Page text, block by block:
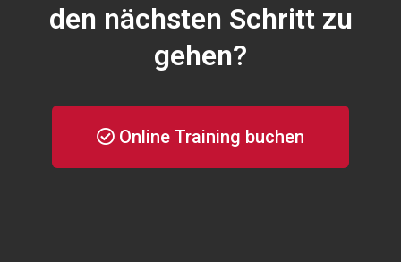
den nächsten Schritt zu
gehen?
Online Training buchen